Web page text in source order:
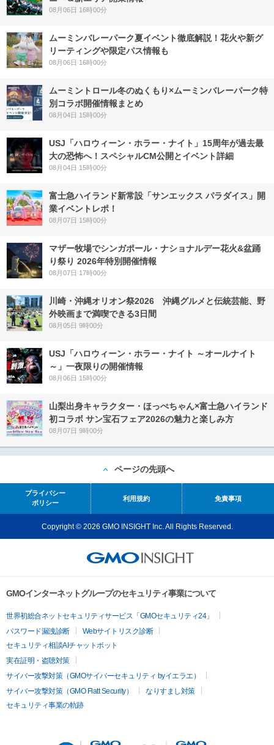
08月06日 16時00分
ムーミンバレーパーク夏イベント徹底解説！花火や新グ
リーティングや限定パス情報も
08月06日 16時00分
ムーミントロール冬のぬくもり×ムーミンバレーパーク特
別コラボ開催情報まとめ
08月04日 15時00分
USJ「ハロウィーン・ホラー・ナイト」15周年が過去最
大の恐怖へ！スペシャルCM公開とイベント詳細
08月04日 15時00分
富士急ハイランド新常設「サンエックス パラダイス」開
業イベントレポ！
08月07日 15時00分
マザー牧場でシンガポール・ナショナルデー花火&盆踊
り祭り 2026年特別開催情報
08月07日 17時00分
川崎・沖縄オリオン祭2026 沖縄グルメと伝統芸能、野
外映画まで満喫できる3日間
08月05日 9時00分
USJ「ハロウィーン・ホラー・ナイト ～オールナイト
～」一夜限りの開催情報
08月06日 15時00分
山梨出身キャラクター・ほっぺちゃん×富士急ハイランド
初コラボ サン宝石フェア2026の魅力と楽しみ方
08月07日 9時00分
ページの先頭へ
プライバシー
ポリシー
利用規約 免責事項
Copyright © 2026 GMO INSIGHT Inc. All Rights Reserved.
GMOインターネットグループのセキュリティ事業について
世界初総合ネットセキュリティサービス「GMOセキュリティ24」
パスワード漏洩診断
Webサイトリスク診断
セキュリティ相談AIチャットボット
実在証明・盗聴対策
サイバー攻撃対策（GMOサイバーセキュリティ byイエラエ）
サイバー攻撃対策（GMO Flatt Security）
なりすまし対策
セキュリティ事業の軌跡